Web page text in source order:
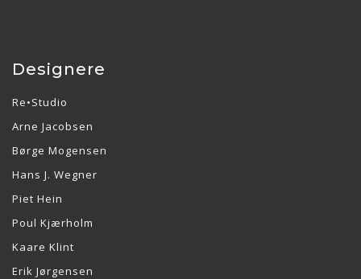
Designere
Re•Studio
Arne Jacobsen
Børge Mogensen
Hans J. Wegner
Piet Hein
Poul Kjærholm
Kaare Klint
Erik Jørgensen